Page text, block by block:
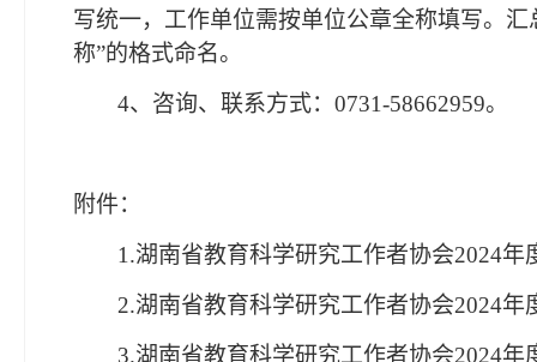
写统一，工作单位需按单位公章全称填写。
称”的格式命名。
4、咨询、联系方式：0731-58662959。
附件：
1.湖南省教育科学研究工作者协会2024年
2.湖南省教育科学研究工作者协会2024年
3.湖南省教育科学研究工作者协会2024年